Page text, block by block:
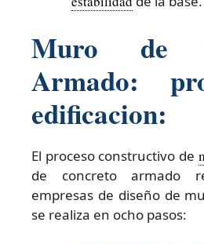
Muro de
Armado:
edificacion:
El proceso constructivo de
de concreto armado
empresas de diseño de
se realiza en ocho pasos: